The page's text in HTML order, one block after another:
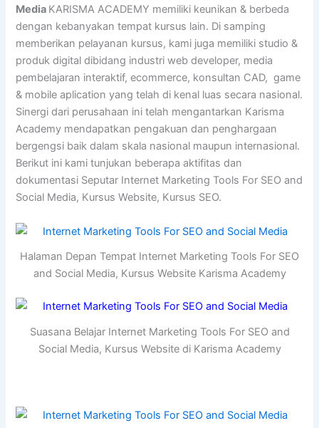
Media KARISMA ACADEMY memiliki keunikan & berbeda
dengan kebanyakan tempat kursus lain. Di samping
memberikan pelayanan kursus, kami juga memiliki studio &
produk digital dibidang industri web developer, media
pembelajaran interaktif, ecommerce, konsultan CAD, game
& mobile aplication yang telah di kenal luas secara nasional.
Sinergi dari perusahaan ini telah mengantarkan Karisma
Academy mendapatkan pengakuan dan penghargaan
bergengsi baik dalam skala nasional maupun internasional.
Berikut ini kami tunjukan beberapa aktifitas dan
dokumentasi Seputar Internet Marketing Tools For SEO and
Social Media, Kursus Website, Kursus SEO.
Halaman Depan Tempat Internet Marketing Tools For SEO
and Social Media, Kursus Website Karisma Academy
Suasana Belajar Internet Marketing Tools For SEO and
Social Media, Kursus Website di Karisma Academy